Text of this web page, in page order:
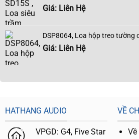
Giá: Liên Hệ
DSP8064, Loa hộp treo tường
Giá: Liên Hệ
HATHANG AUDIO
VPGD: G4, Five Star
VỀ